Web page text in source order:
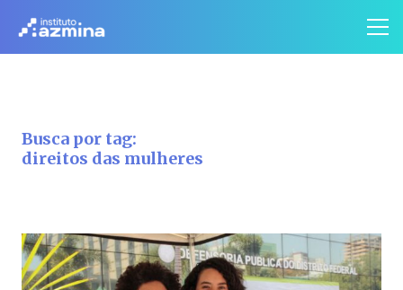
Busca por tag:
direitos das mulheres